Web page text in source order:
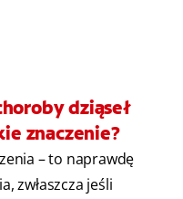
dziąseł
znaczenie?
– to naprawdę
zwłaszcza jeśli